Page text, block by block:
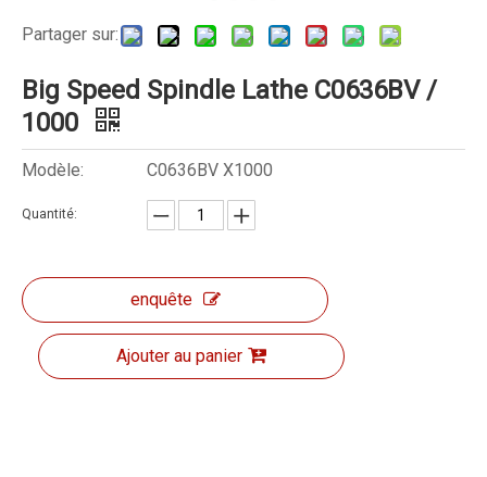
Partager sur:
Big Speed ​​Spindle Lathe C0636BV /
1000
Modèle: C0636BV X1000
Quantité:
enquête
Ajouter au panier